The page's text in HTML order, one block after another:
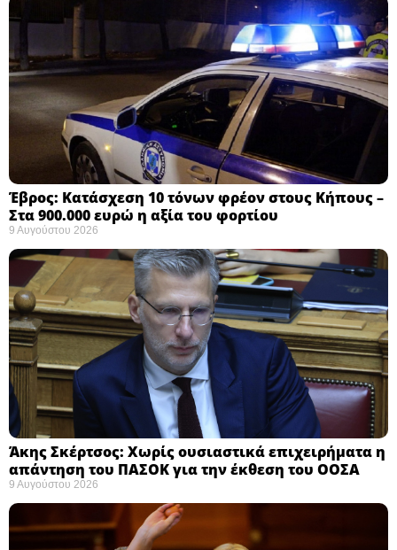
Έβρος: Κατάσχεση 10 τόνων φρέον στους Κήπους –
Στα 900.000 ευρώ η αξία του φορτίου ​
9 Αυγούστου 2026
Άκης Σκέρτσος: Χωρίς ουσιαστικά επιχειρήματα η
απάντηση του ΠΑΣΟΚ για την έκθεση του ΟΟΣΑ ​
9 Αυγούστου 2026